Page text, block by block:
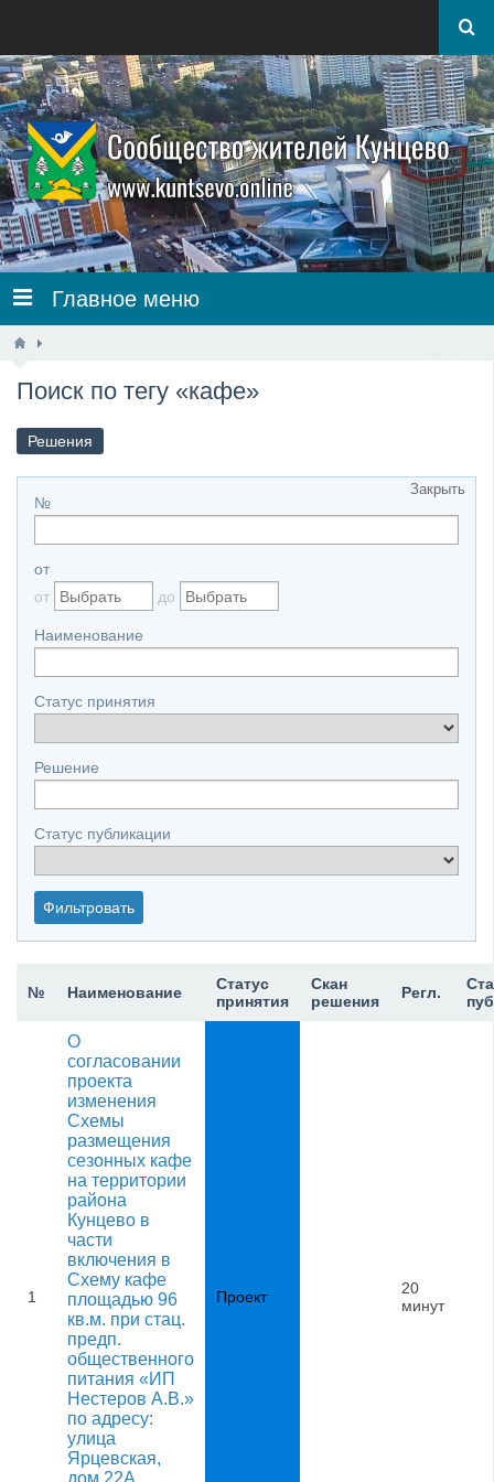
Главное меню
Поиск по тегу «кафе»
Решения
Закрыть
№
от
от
до
Наименование
Статус принятия
Решение
Статус публикации
№ Наименование
Статус
принятия
Скан
решения
Регл.
1
О
согласовании
проекта
изменения
Схемы
размещения
сезонных кафе
на территории
района
Кунцево в
части
включения в
Схему кафе
площадью 96
кв.м. при стац.
предп.
общественного
питания «ИП
Нестеров А.В.»
по адресу:
улица
Ярцевская,
Проект
20
минут